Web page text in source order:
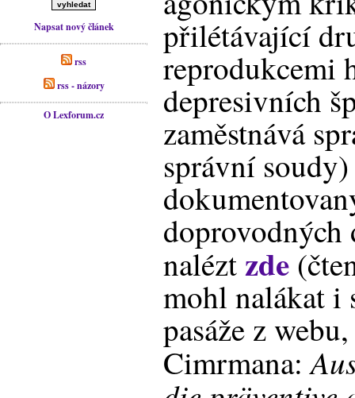
Napsat nový článek
rss
rss - názory
O Lexforum.cz
přilétávající
reprodukcemi
depresivních
zaměstnává
správní
doprovodných
naléztzde
mohl nalákat i
pasáže z
Cimrmana: